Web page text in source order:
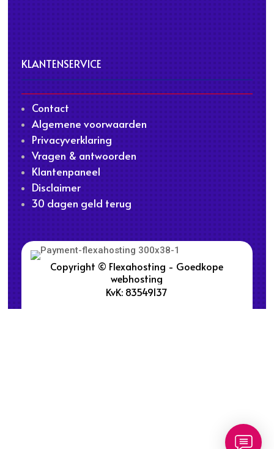
KLANTENSERVICE
Contact
Algemene voorwaarden
Privacyverklaring
Vragen & antwoorden
Klantenpaneel
Disclaimer
30 dagen geld terug
Copyright © Flexahosting - Goedkope
webhosting
KvK: 83549137